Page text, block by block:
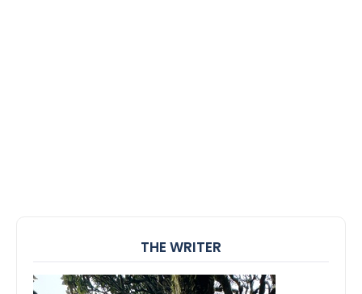
THE WRITER